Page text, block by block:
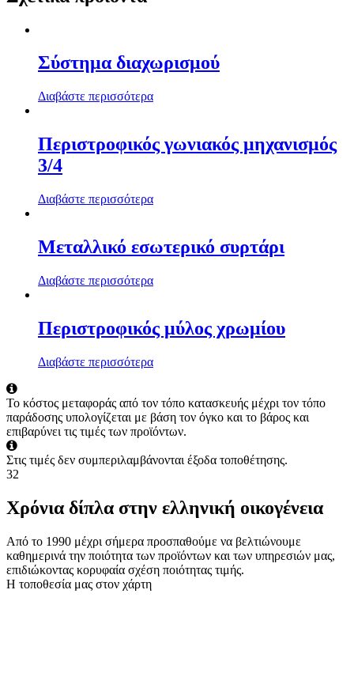
Σύστημα διαχωρισμού
Διαβάστε περισσότερα
Περιστροφικός γωνιακός μηχανισμός
3/4
Διαβάστε περισσότερα
Μεταλλικό εσωτερικό συρτάρι
Διαβάστε περισσότερα
Περιστροφικός μύλος χρωμίου
Διαβάστε περισσότερα
Το κόστος μεταφοράς από τον τόπο κατασκευής μέχρι τον τόπο
παράδοσης υπολογίζεται με βάση τον όγκο και το βάρος και
επιβαρύνει τις τιμές των προϊόντων.
Στις τιμές δεν συμπεριλαμβάνονται έξοδα τοποθέτησης.
32
Χρόνια δίπλα στην ελληνική οικογένεια
Από το 1990 μέχρι σήμερα προσπαθούμε να βελτιώνουμε
καθημερινά την ποιότητα των προϊόντων και των υπηρεσιών μας,
επιδιώκοντας κορυφαία σχέση ποιότητας τιμής.
Η τοποθεσία μας στον χάρτη